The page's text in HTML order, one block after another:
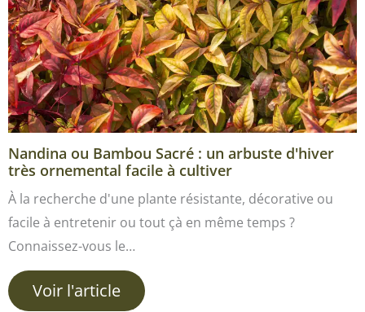
Nandina ou Bambou Sacré : un arbuste d'hiver
très ornemental facile à cultiver
À la recherche d'une plante résistante, décorative ou
facile à entretenir ou tout çà en même temps ?
Connaissez-vous le…
Voir l'article